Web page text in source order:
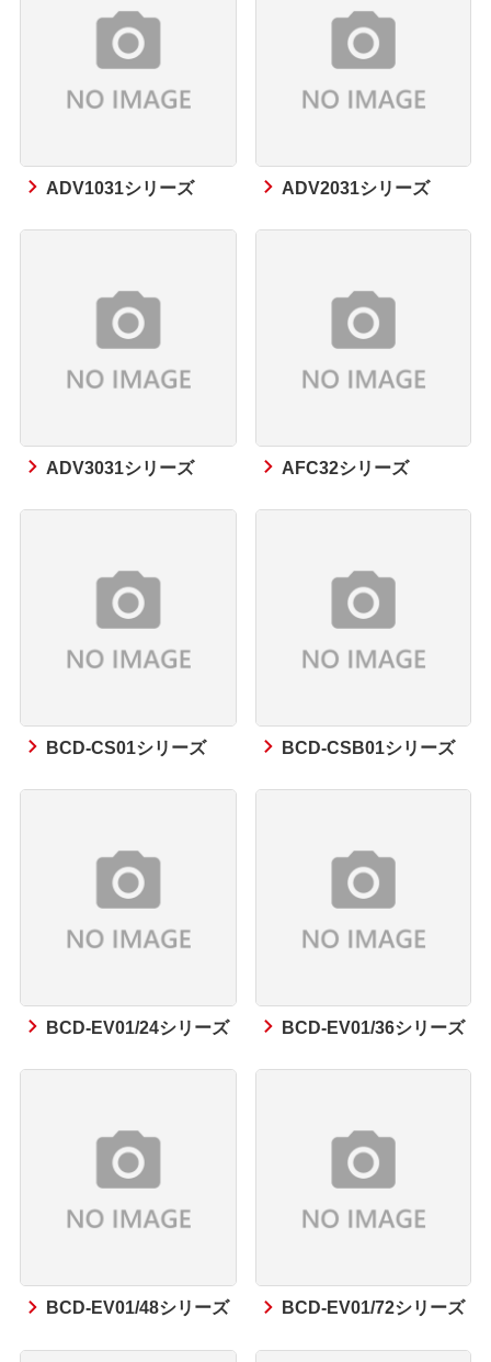
ADV1031シリーズ ADV2031シリーズ
ADV3031シリーズ AFC32シリーズ
BCD-CS01シリーズ BCD-CSB01シリーズ
BCD-EV01/24シリーズ BCD-EV01/36シリーズ
BCD-EV01/48シリーズ BCD-EV01/72シリーズ